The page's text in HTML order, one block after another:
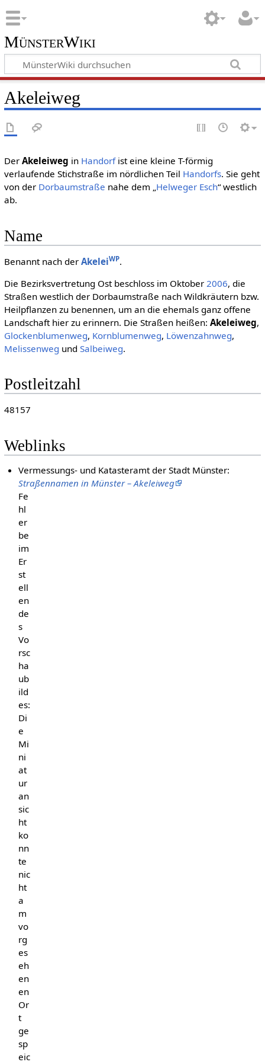
MünsterWiki
Akeleiweg
Der Akeleiweg in Handorfist eine kleine T-förmig
verlaufende Stichstraße im nördlichen Teil Handorfs. Sie geht
von der Dorbaumstraße nahe dem „Helweger Esch“ westlich
ab.
Name
Benannt nach der AkeleiWP.
Die Bezirksvertretung Ost beschloss im Oktober 2006, die
Straßen westlich der Dorbaumstraße nach Wildkräutern bzw.
Heilpflanzen zu benennen, um an die ehemals ganz offene
Landschaft hier zu erinnern. Die Straßen heißen: Akeleiweg,
Glockenblumenweg, Kornblumenweg, Löwenzahnweg,
Melissenweg und Salbeiweg.
Postleitzahl
48157
Weblinks
Vermessungs- und Katasteramt der Stadt Münster:
Straßennamen in Münster – Akeleiweg
Fe
hl
er
be
im
Er
st
ell
en
de
s
Vo
rsc
ha
ub
ild
es:
Di
e
Mi
ni
at
ur
an
sic
ht
ko
nn
te
nic
ht
a
m
vo
rg
es
eh
en
en
Or
t
ge
sp
eic